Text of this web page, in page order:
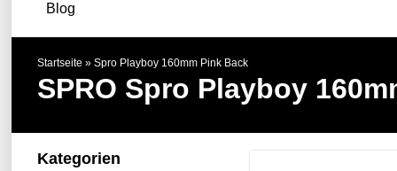
Blog
Startseite » Spro Playboy 160mm Pink Back
SPRO Spro Playboy
Kategorien